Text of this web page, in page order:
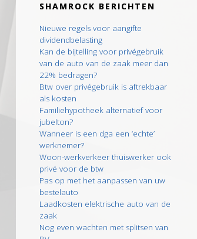
SHAMROCK BERICHTEN
Nieuwe regels voor aangifte
dividendbelasting
Kan de bijtelling voor privégebruik
van de auto van de zaak meer dan
22% bedragen?
Btw over privégebruik is aftrekbaar
als kosten
Familiehypotheek alternatief voor
jubelton?
Wanneer is een dga een ‘echte’
werknemer?
Woon-werkverkeer thuiswerker ook
privé voor de btw
Pas op met het aanpassen van uw
bestelauto
Laadkosten elektrische auto van de
zaak
Nog even wachten met splitsen van